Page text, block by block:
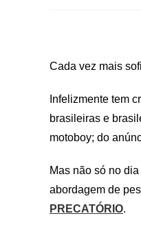
Cada vez mais
Infelizmente tem
brasileiras e
motoboy; do
Mas não só no
abordagem de
PRECATÓRIO.